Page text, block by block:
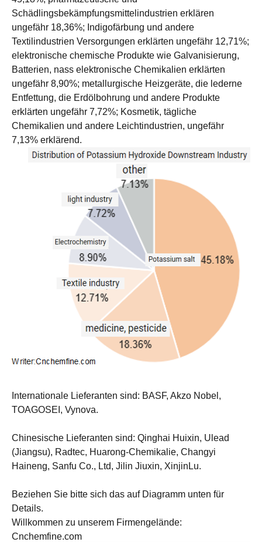
Schädlingsbekämpfungsmittelindustrien erklären
ungefähr 18,36%; Indigofärbung und andere
Textilindustrien Versorgungen erklärten ungefähr 12,71%;
elektronische chemische Produkte wie Galvanisierung,
Batterien, nass elektronische Chemikalien erklärten
ungefähr 8,90%; metallurgische Heizgeräte, die lederne
Entfettung, die Erdölbohrung und andere Produkte
erklärten ungefähr 7,72%; Kosmetik, tägliche
Chemikalien und andere Leichtindustrien, ungefähr
7,13% erklärend.
Internationale Lieferanten sind: BASF, Akzo Nobel,
TOAGOSEI, Vynova.
Chinesische Lieferanten sind: Qinghai Huixin, Ulead
(Jiangsu), Radtec, Huarong-Chemikalie, Changyi
Haineng, Sanfu Co., Ltd, Jilin Jiuxin, XinjinLu.
Beziehen Sie bitte sich das auf Diagramm unten für
Details.
Willkommen zu unserem Firmengelände:
Cnchemfine.com